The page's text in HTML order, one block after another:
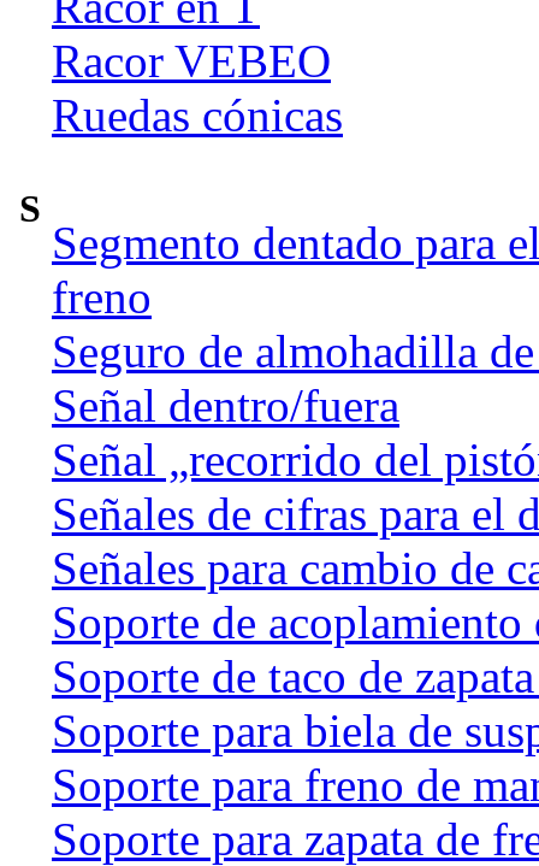
Racor VEBEO
Ruedas cónicas
S
Segmento dentado para
freno
Seguro de almohadilla
Señal dentro/fuera
Señal „recorrido del
Señales de cifras para
Señales para cambio de
Soporte de acoplamiento
Soporte de taco de
Soporte para biela de
Soporte para freno de
Soporte para zapata de